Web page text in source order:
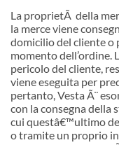
La proprietÃ della
la merce viene
domicilio del cliente o
momento dell’ordine.
pericolo del cliente,
viene eseguita per
pertanto, Vesta Ã¨
con la consegna della
cui questâ€™ultimo
o tramite un proprio